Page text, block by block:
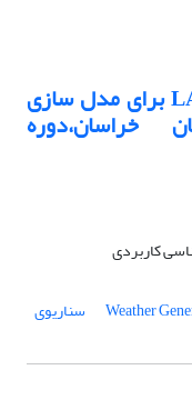
معرفی و ارزیابی مدل LARS-WG برای مدل سازی
خراسان،دوره
کاربردی
سناریوی